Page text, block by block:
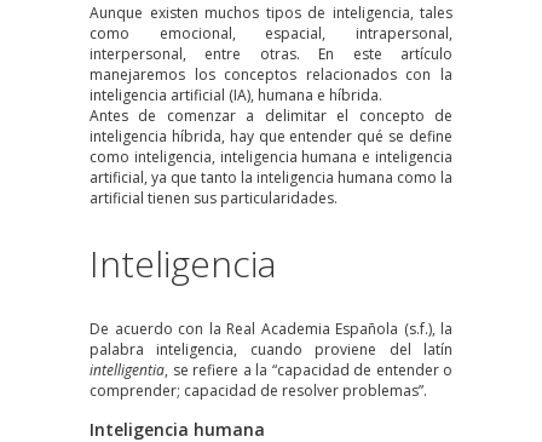
Aunque existen muchos tipos de inteligencia, tales
como emocional, espacial, intrapersonal,
interpersonal, entre otras. En este artículo
manejaremos los conceptos relacionados con la
inteligencia artificial (IA), humana e híbrida.
Antes de comenzar a delimitar el concepto de
inteligencia híbrida, hay que entender qué se define
como inteligencia, inteligencia humana e inteligencia
artificial, ya que tanto la inteligencia humana como la
artificial tienen sus particularidades.
Inteligencia
De acuerdo con la Real Academia Española (s.f.), la
palabra inteligencia, cuando proviene del latín
intelligentia, se refiere a la “capacidad de entender o
comprender; capacidad de resolver problemas”.
Inteligencia humana